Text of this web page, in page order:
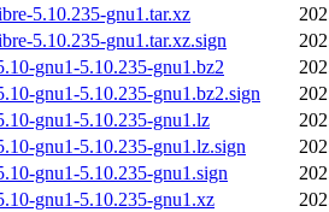
5.10.235-gnu1.tar.xz
5.10.235-gnu1.tar.xz.sign
gnu1-5.10.235-gnu1.bz2
gnu1-5.10.235-gnu1.bz2.sign
gnu1-5.10.235-gnu1.lz
gnu1-5.10.235-gnu1.lz.sign
gnu1-5.10.235-gnu1.sign
gnu1-5.10.235-gnu1.xz